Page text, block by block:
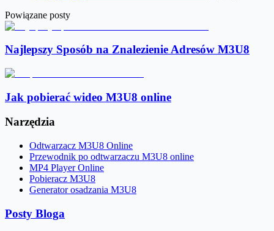
Powiązane posty
Najlepszy Sposób na Znalezienie Adresów M3U8
Jak pobierać wideo M3U8 online
Narzędzia
Odtwarzacz M3U8 Online
Przewodnik po odtwarzaczu M3U8 online
MP4 Player Online
Pobieracz M3U8
Generator osadzania M3U8
Posty Bloga